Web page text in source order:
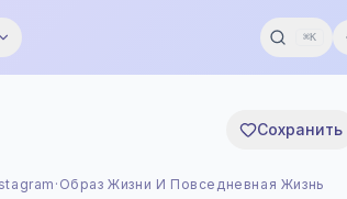
⌘K
Сохранить
· Образ Жизни И Повседневная Жизнь